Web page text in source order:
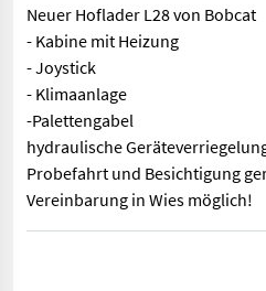
Neuer Hoflader L28 von Bobcat
- Kabine mit Heizung
- Joystick
- Klimaanlage
-Palettengabel
hydraulische
Probefahrt und Besichtigung
Vereinbarung in Wies möglich!
Neuer Bobcat L28E Hoflader!!!